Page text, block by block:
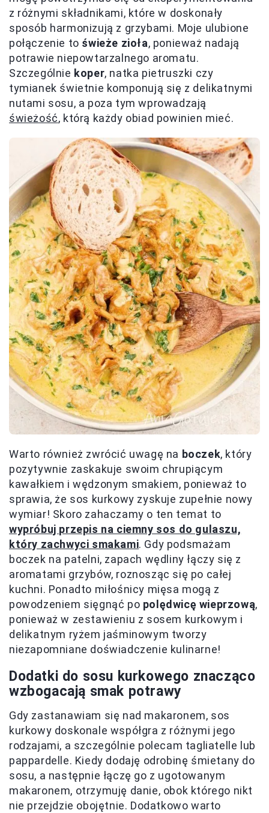
z różnymi składnikami, które w doskonały
sposób harmonizują z grzybami. Moje ulubione
połączenie to świeże zioła, ponieważ nadają
potrawie niepowtarzalnego aromatu.
Szczególnie koper, natka pietruszki czy
tymianek świetnie komponują się z delikatnymi
nutami sosu, a poza tym wprowadzają
świeżość, którą każdy obiad powinien mieć.
Warto również zwrócić uwagę na boczek, który
pozytywnie zaskakuje swoim chrupiącym
kawałkiem i wędzonym smakiem, ponieważ to
sprawia, że sos kurkowy zyskuje zupełnie nowy
wymiar! Skoro zahaczamy o ten temat to
wypróbuj przepis na ciemny sos do gulaszu,
który zachwyci smakami. Gdy podsmażam
boczek na patelni, zapach wędliny łączy się z
aromatami grzybów, roznosząc się po całej
kuchni. Ponadto miłośnicy mięsa mogą z
powodzeniem sięgnąć po polędwicę wieprzową,
ponieważ w zestawieniu z sosem kurkowym i
delikatnym ryżem jaśminowym tworzy
niezapomniane doświadczenie kulinarne!
Dodatki do sosu kurkowego znacząco
wzbogacają smak potrawy
Gdy zastanawiam się nad makaronem, sos
kurkowy doskonale współgra z różnymi jego
rodzajami, a szczególnie polecam tagliatelle lub
pappardelle. Kiedy dodaję odrobinę śmietany do
sosu, a następnie łączę go z ugotowanym
makaronem, otrzymuję danie, obok którego nikt
nie przejdzie obojętnie. Dodatkowo warto